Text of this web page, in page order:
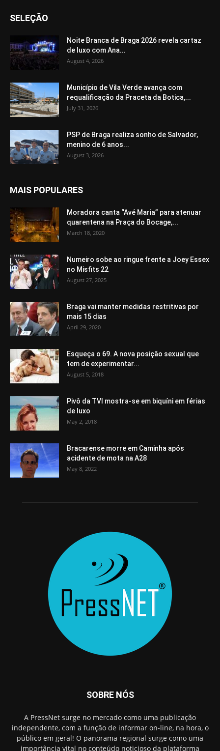
SELEÇÃO
Noite Branca de Braga 2026 revela cartaz
de luxo com Ana...
August 4, 2026
Município de Vila Verde avança com
requalificação da Praceta da Botica,...
July 31, 2026
PSP de Braga realiza sonho de Salvador,
menino de 6 anos...
August 3, 2026
MAIS POPULARES
Moradora canta “Avé Maria” para atenuar
quarentena na Praça do Bocage,...
March 18, 2020
Numeiro sobe ao ringue frente a Joey Essex
no Misfits 22
August 27, 2025
Braga vai manter medidas restritivas por
mais 15 dias
April 29, 2020
Esqueça o 69. A nova posição sexual que
tem de experimentar...
August 5, 2018
Pivô da TVI mostra-se em biquíni em férias
de luxo
May 2, 2018
Bracarense morre em Caminha após
acidente de mota na A28
May 8, 2022
SOBRE NÓS
A PressNet surge no mercado como uma publicação
independente, com a função de informar on-line, na hora, o
público em geral! O panorama regional surge como uma
importância vital no conteúdo noticioso da plataforma